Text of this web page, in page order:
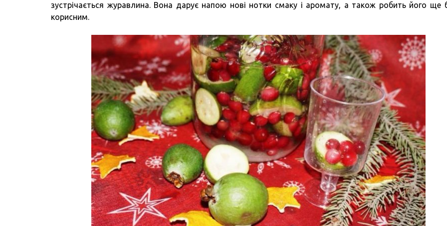
зустрічається журавлина. Вона дарує напою нові нотки смаку і аромату, а також робить його ще
корисним.